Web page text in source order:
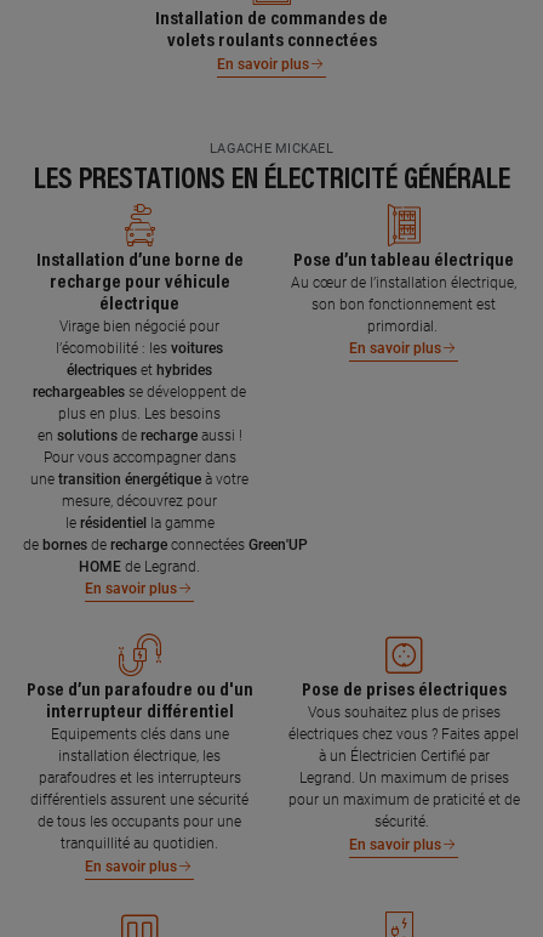
Installation de commandes de
volets roulants connectées
En savoir plus
LAGACHE MICKAEL
LES PRESTATIONS EN ÉLECTRICITÉ GÉNÉRALE
Installation d’une borne de
recharge pour véhicule
électrique
Virage bien négocié pour
l’écomobilité : les voitures
électriques et hybrides
rechargeables se développent de
plus en plus. Les besoins
en solutions de recharge aussi !
Pour vous accompagner dans
une transition énergétique à votre
mesure, découvrez pour
le résidentiel la gamme
de bornes de recharge connectées Green'UP
HOME de Legrand.
En savoir plus
Pose d’un tableau électrique
Au cœur de l’installation électrique,
son bon fonctionnement est
primordial.
En savoir plus
Pose d’un parafoudre ou d'un
interrupteur différentiel
Equipements clés dans une
installation électrique, les
parafoudres et les interrupteurs
différentiels assurent une sécurité
de tous les occupants pour une
tranquillité au quotidien.
En savoir plus
Pose de prises électriques
Vous souhaitez plus de prises
électriques chez vous ? Faites appel
à un Électricien Certifié par
Legrand. Un maximum de prises
pour un maximum de praticité et de
sécurité.
En savoir plus